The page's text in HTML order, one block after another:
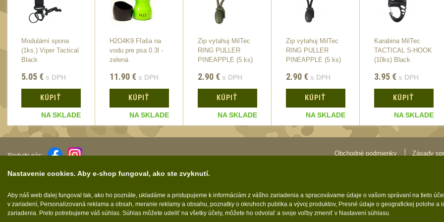
Modulární spona
(1ks.) Viper Tactical
Black
5.05 € s DPH
KÚPIŤ
NA SKLADE
H2O4K9 Fľaša na
vodu pre psa 0.3l -
zelená
11.90 € s DPH
KÚPIŤ
NA SKLADE
Zip vytahuj MilTec
RING PULLER
PINEAPPLE (5 ks)
2.90 € s DPH
KÚPIŤ
NA SKLADE
Zip vytahuj MilTec
RING PULLER
PINEAPPLE (5 ks)
2.90 € s DPH
KÚPIŤ
NA SKLADE
Karabina MilTec
TACTICAL S-HOOK
(10ks) Black
3.95 € s DPH
KÚPIŤ
NA SKLADE
Sledujte nás: Obchodné podmienky Zásady
Tieto internetové stránky používajú súbory cookie.
Nastavenie cookies. Aby e-shop fungoval, ako ste zvyknutí.
Aby náš web ďalej fungoval tak, ako ho poznáte, ukladáme a pristupujeme k informáciám z vášho zariadenia a spracovávame údaje o vašom správaní na tieto
v zariadení, Personalizovaná reklama a obsah, meranie reklamy a obsahu, poznatky o okruhoch publika a vývoj produktov, Presné údaje o geografickej polohe a
zariadenia. Preto potrebujeme váš súhlas. Súhlas môžete udeliť na všetky účely, môžete ho odvolať a svoje voľby zmeniť v Nastavení súhlasu.